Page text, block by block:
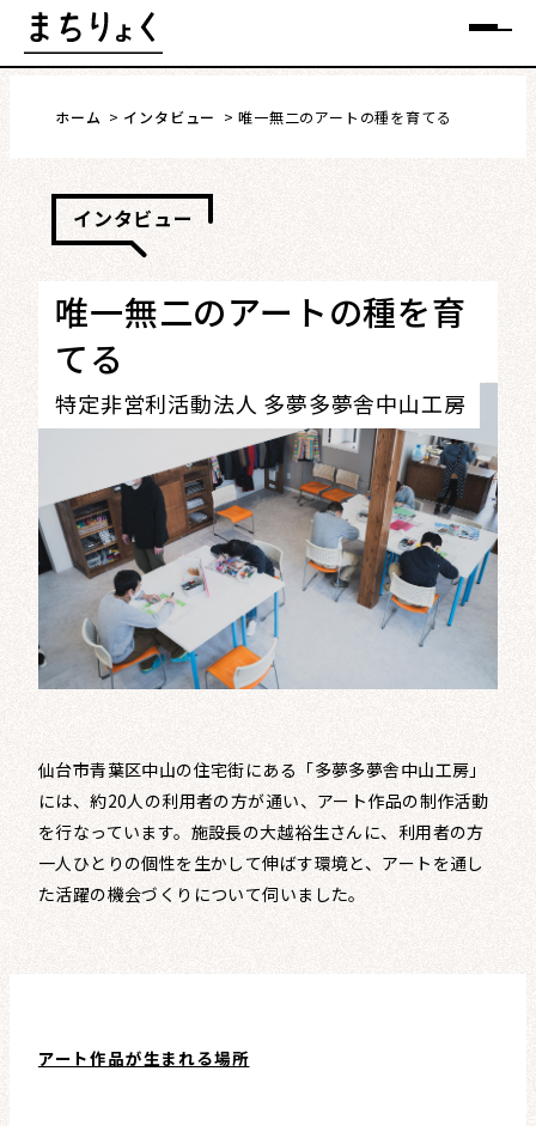
Skip
to
メニュー
イベント情報
インタビュー
連載・コラム
レビュー・レコメンド
まちりょくについて
ホーム インタビュー 唯一無二のアートの種を育てる
インタビュー
唯一無二のアートの種を育
てる
特定非営利活動法人 多夢多夢舎中山工房
仙台市青葉区中山の住宅街にある「多夢多夢舎中山工房」
には、約20人の利用者の方が通い、アート作品の制作活動
を行なっています。施設長の大越裕生さんに、利用者の方
一人ひとりの個性を生かして伸ばす環境と、アートを通し
た活躍の機会づくりについて伺いました。
アート作品が生まれる場所